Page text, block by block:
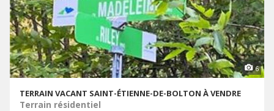
6
TERRAIN VACANT SAINT-ÉTIENNE-DE-BOLTON À VENDRE
Terrain résidentiel